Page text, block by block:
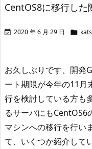
CentOS8に移行した
 2020 年 6 月 29 日 
お久しぶりです、開発
ート期限が今年の11月
行を検討している方も
るサーバにもCentOS6
マシンへの移行を行い
て、いくつか紹介して